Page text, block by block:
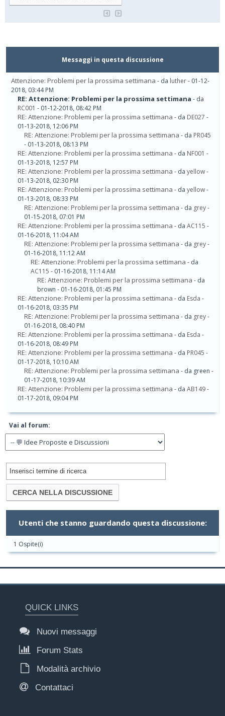
Messaggi in questa discussione
Attenzione: Problemi per la prossima settimana - da luther- 01-12-
2018, 03:44 PM
RE: Attenzione: Problemi per la prossima settimana - da
RC001 - 01-12-2018, 08:42 PM
RE: Attenzione: Problemi per la prossima settimana - da DE027 -
01-13-2018, 12:06 PM
RE: Attenzione: Problemi per la prossima settimana - da PR045
- 01-13-2018, 08:13 PM
RE: Attenzione: Problemi per la prossima settimana - da NF001 -
01-13-2018, 12:57 PM
RE: Attenzione: Problemi per la prossima settimana - da yellow-
01-13-2018, 02:30 PM
RE: Attenzione: Problemi per la prossima settimana - da yellow-
01-13-2018, 08:33 PM
RE: Attenzione: Problemi per la prossima settimana - da grey-
01-15-2018, 07:01 PM
RE: Attenzione: Problemi per la prossima settimana - da AC115 -
01-16-2018, 11:04 AM
RE: Attenzione: Problemi per la prossima settimana - da grey-
01-16-2018, 11:12 AM
RE: Attenzione: Problemi per la prossima settimana - da
AC115 - 01-16-2018, 11:14 AM
RE: Attenzione: Problemi per la prossima settimana - da
brown - 01-16-2018, 01:45 PM
RE: Attenzione: Problemi per la prossima settimana - da Esda -
01-16-2018, 03:35 PM
RE: Attenzione: Problemi per la prossima settimana - da grey-
01-16-2018, 08:40 PM
RE: Attenzione: Problemi per la prossima settimana - da Esda -
01-16-2018, 08:49 PM
RE: Attenzione: Problemi per la prossima settimana - da PR045 -
01-17-2018, 10:10 AM
RE: Attenzione: Problemi per la prossima settimana - da green -
01-17-2018, 10:39 AM
RE: Attenzione: Problemi per la prossima settimana - da AB149-
01-17-2018, 09:04 PM
Vai al forum:
Utenti che stanno guardando questa discussione:
1 Ospite(i)
QUICK LINKS
Nuovi messaggi
Forum Stats
Modalità archivio
Contattaci